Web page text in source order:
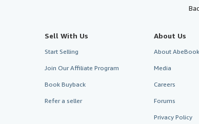
Sell With Us
Start Selling
Join Our Affiliate Program
Book Buyback
Refer a seller
About Us
About
Media
Careers
Forums
Privacy Policy